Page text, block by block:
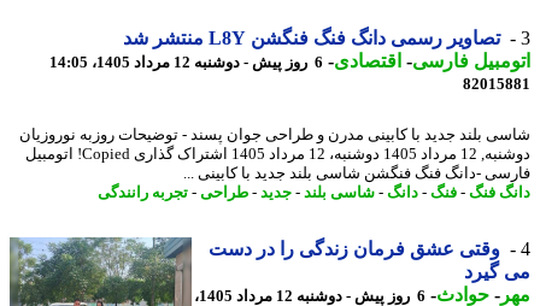
تصاویر رسمی دانگ فنگ فنگشن L8Y منتشر شد
فارسی-اقتصادی-6 روز پیش - دوشنبه 12 مرداد 1405، 14:05
بلند جدید با کابینی مدرن و طراحی جوان پسند - توضیحات روزبه نوروزیان
دوشنبه, 12 مرداد 1405 دوشنبه، 12 مرداد 1405 اشتراک گذاری Copied! اتومبیل
-دانگ فنگ فنگشن شاسی بلند جدید با کابینی ...
فنگ -فنگ -دانگ-شاسی بلند-جدید-طراحی -تجربه رانندگی
وقتی عشق فرمان زندگی را در دست
گیرد
-حوادث -
6 روز پیش - دوشنبه 12 مرداد 1405،